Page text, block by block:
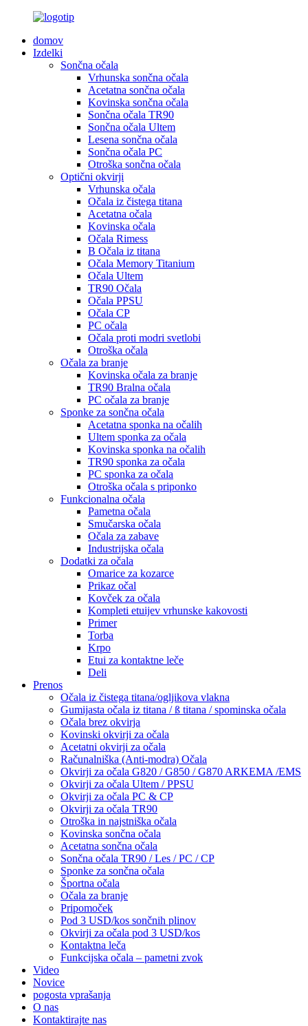
domov
Izdelki
Sončna očala
Vrhunska sončna očala
Acetatna sončna očala
Kovinska sončna očala
Sončna očala TR90
Sončna očala Ultem
Lesena sončna očala
Sončna očala PC
Otroška sončna očala
Optični okvirji
Vrhunska očala
Očala iz čistega titana
Acetatna očala
Kovinska očala
Očala Rimess
B Očala iz titana
Očala Memory Titanium
Očala Ultem
TR90 Očala
Očala PPSU
Očala CP
PC očala
Očala proti modri svetlobi
Otroška očala
Očala za branje
Kovinska očala za branje
TR90 Bralna očala
PC očala za branje
Sponke za sončna očala
Acetatna sponka na očalih
Ultem sponka za očala
Kovinska sponka na očalih
TR90 sponka za očala
PC sponka za očala
Otroška očala s priponko
Funkcionalna očala
Pametna očala
Smučarska očala
Očala za zabave
Industrijska očala
Dodatki za očala
Omarice za kozarce
Prikaz očal
Kovček za očala
Kompleti etuijev vrhunske kakovosti
Primer
Torba
Krpo
Etui za kontaktne leče
Deli
Prenos
Očala iz čistega titana/ogljikova vlakna
Gumijasta očala iz titana / ß titana / spominska očala
Očala brez okvirja
Kovinski okvirji za očala
Acetatni okvirji za očala
Računalniška (Anti-modra) Očala
Okvirji za očala G820 / G850 / G870 ARKEMA /EMS
Okvirji za očala Ultem / PPSU
Okvirji za očala PC & CP
Okvirji za očala TR90
Otroška in najstniška očala
Kovinska sončna očala
Acetatna sončna očala
Sončna očala TR90 / Les / PC / CP
Sponke za sončna očala
Športna očala
Očala za branje
Pripomoček
Pod 3 USD/kos sončnih plinov
Okvirji za očala pod 3 USD/kos
Kontaktna leča
Funkcijska očala – pametni zvok
Video
Novice
pogosta vprašanja
O nas
Kontaktirajte nas